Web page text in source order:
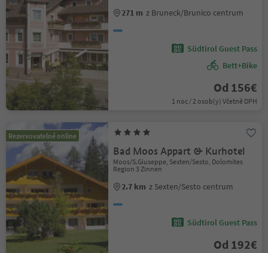
271 m z Bruneck/Brunico centrum
Südtirol Guest Pass
Bett+Bike
Od 156€
1 noc / 2 osob(y) Včetně DPH
Rezervovatelné online
Bad Moos Appart & Kurhotel
Moos/S.Giuseppe, Sexten/Sesto, Dolomites
Region 3 Zinnen
2.7 km z Sexten/Sesto centrum
Südtirol Guest Pass
Od 192€